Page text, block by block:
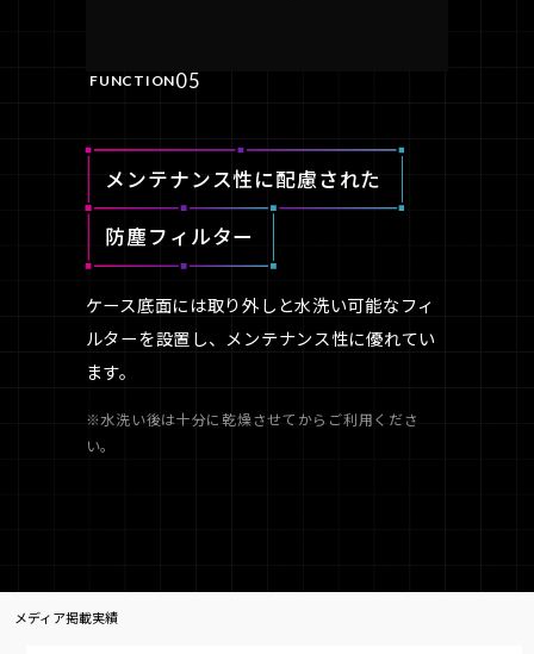
FUNCTION05
メンテナンス性に配慮された
防塵フィルター
ケース底面には取り外しと水洗い可能なフィ
ルターを設置し、メンテナンス性に優れてい
ます。
※水洗い後は十分に乾燥させてからご利用くださ
い。
メディア掲載実績